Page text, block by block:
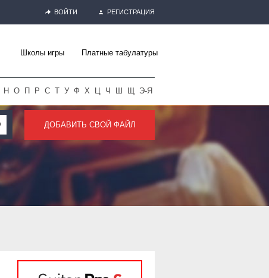
ВОЙТИ РЕГИСТРАЦИЯ
Школы игры Платные табулатуры
Н О П Р С Т У Ф Х Ц Ч Ш Щ Э-Я
ДОБАВИТЬ СВОЙ ФАЙЛ